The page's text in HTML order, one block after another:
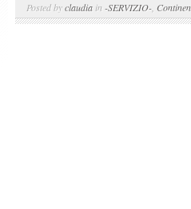
Posted byclaudia in -SERVIZIO-